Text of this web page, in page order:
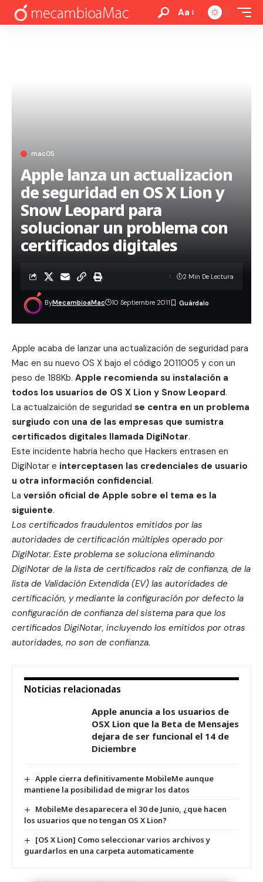
Aa
macOS
Apple lanza un actualizacion
de seguridad en OS X Lion y
Snow Leopard para
solucionar un problema con
certificados digitales
ByMecambioaMac 10 Septiembre 2011
2 Min De Lectura
Apple acaba de lanzar una actualización de seguridad para
Mac en su nuevo OS X bajo el código 2011005 y con un
peso de 188Kb. Apple recomienda su instalación a
todos los usuarios de OS X Lion y Snow Leopard.
La actualzaición de seguridad se centra en un problema
surgiudo con una de las empresas que sumistra
certificados digitales llamada DigiNotar.
Este incidente habria hecho que Hackers entrasen en
DigiNotar e interceptasen las credenciales de usuario
u otra información confidencial.
La versión oficial de Apple sobre el tema es la
siguiente.
Los certificados fraudulentos emitidos por las
autoridades de certificación múltiples operado por
DigiNotar. Este problema se soluciona eliminando
DigiNotar de la lista de certificados raíz de confianza, de la
lista de Validación Extendida (EV) las autoridades de
certificación, y mediante la configuración por defecto la
configuración de confianza del sistema para que los
certificados DigiNotar, incluyendo los emitidos por otras
autoridades, no son de confianza.
Noticias relacionadas
Apple anuncia a los usuarios de
OSX Lion que la Beta de Mensajes
dejara de ser funcional el 14 de
Diciembre
Apple cierra definitivamente MobileMe aunque
mantiene la posibilidad de migrar los datos
MobileMe desaparecera el 30 de Junio, ¿que hacen
los usuarios que no tengan OS X Lion?
[OS X Lion] Como seleccionar varios archivos y
guardarlos en una carpeta automaticamente